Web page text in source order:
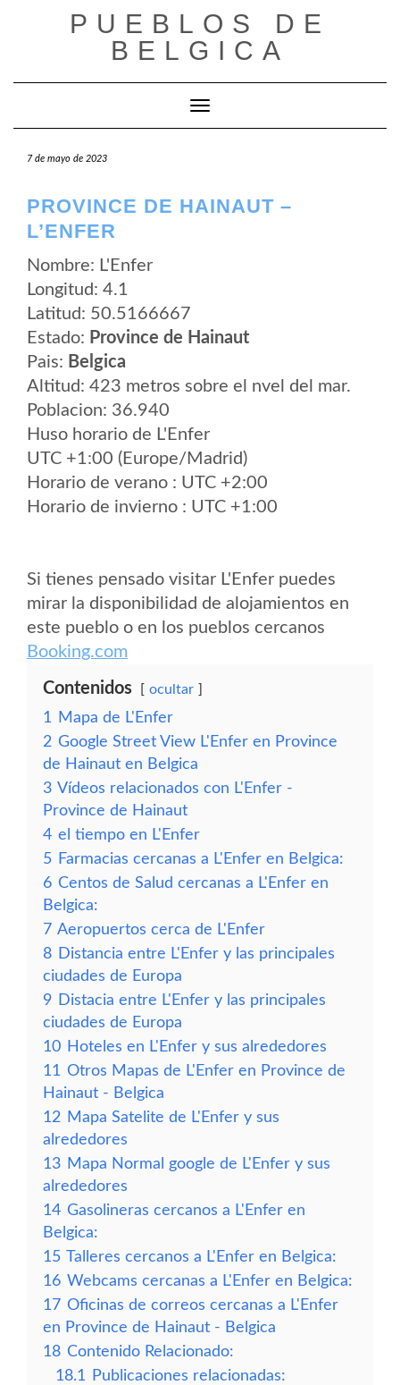
PUEBLOS DE
BELGICA
Cambiar modo de navegación
7 de mayo de 2023
PROVINCE DE HAINAUT –
L’ENFER
Nombre: L'Enfer
Longitud: 4.1
Latitud: 50.5166667
Estado: Province de Hainaut
Pais: Belgica
Altitud: 423 metros sobre el nvel del mar.
Poblacion: 36.940
Huso horario de L'Enfer
UTC +1:00 (Europe/Madrid)
Horario de verano : UTC +2:00
Horario de invierno : UTC +1:00
Si tienes pensado visitar L'Enfer puedes
mirar la disponibilidad de alojamientos en
este pueblo o en los pueblos cercanos
Booking.com
Contenidos ocultar
1
Mapa de L'Enfer
2 Google Street View L'Enfer en Province
de Hainaut en Belgica
3 Vídeos relacionados con L'Enfer -
Province de Hainaut
4 el tiempo en L'Enfer
5 Farmacias cercanas a L'Enfer en Belgica:
6 Centos de Salud cercanas a L'Enfer en
Belgica:
7 Aeropuertos cerca de L'Enfer
8 Distancia entre L'Enfer y las principales
ciudades de Europa
9 Distacia entre L'Enfer y las principales
ciudades de Europa
10 Hoteles en L'Enfer y sus alrededores
11 Otros Mapas de L'Enfer en Province de
Hainaut - Belgica
12 Mapa Satelite de L'Enfer y sus
alrededores
13 Mapa Normal google de L'Enfer y sus
alrededores
14 Gasolineras cercanos a L'Enfer en
Belgica:
15 Talleres cercanos a L'Enfer en Belgica:
16 Webcams cercanas a L'Enfer en Belgica:
17 Oficinas de correos cercanas a L'Enfer
en Province de Hainaut - Belgica
18 Contenido Relacionado:
18.1
Publicaciones relacionadas: